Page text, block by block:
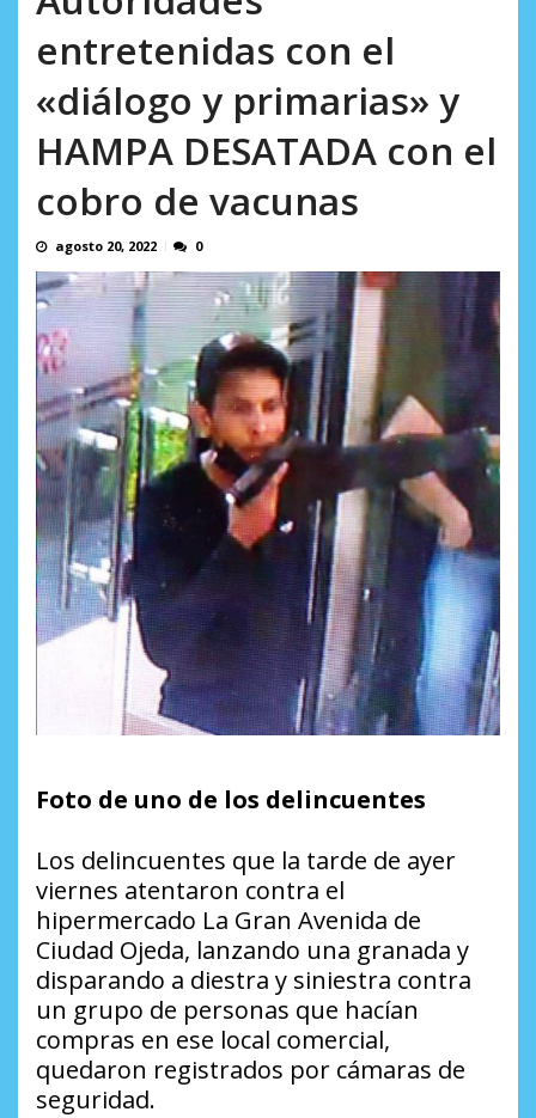
entretenidas con el
«diálogo y primarias» y
HAMPA DESATADA con el
cobro de vacunas
agosto 20, 2022 0
Foto de uno de los delincuentes
Los delincuentes que la tarde de ayer
viernes atentaron contra el
hipermercado La Gran Avenida de
Ciudad Ojeda, lanzando una granada y
disparando a diestra y siniestra contra
un grupo de personas que hacían
compras en ese local comercial,
quedaron registrados por cámaras de
seguridad.